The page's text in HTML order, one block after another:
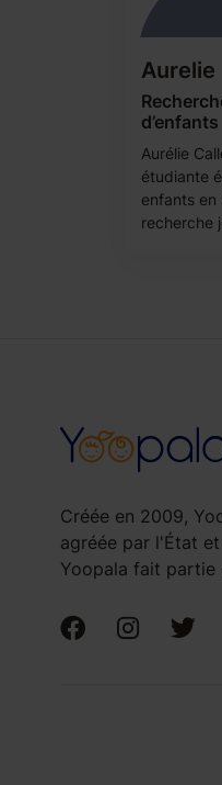
Aurelie
d’enfants
Aurélie
étudiante
enfants en
recherche
Créée en 2009,
agréée par l'État
Yoopala fait partie